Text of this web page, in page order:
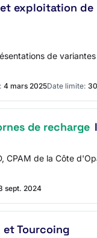
exploitation de
de
4 mars 2025Date limite:
de recharge
de la Côte
sept. 2024
et Tourcoing